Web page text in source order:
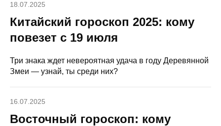
18.07.2025
Китайский гороскоп 2025: кому
повезет с 19 июля
Три знака ждет невероятная удача в году Деревянной
Змеи — узнай, ты среди них?
16.07.2025
Восточный гороскоп: кому